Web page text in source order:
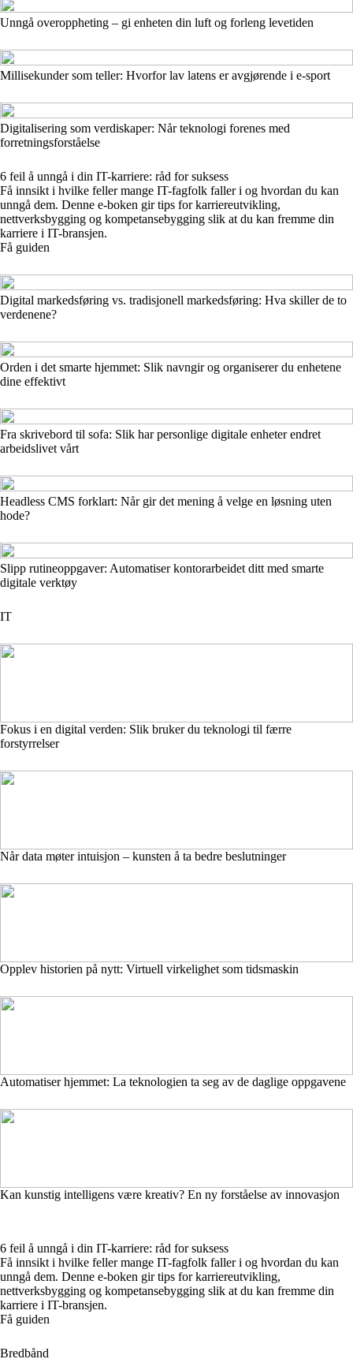
Unngå overoppheting – gi enheten din luft og forleng levetiden
Millisekunder som teller: Hvorfor lav latens er avgjørende i e-sport
Digitalisering som verdiskaper: Når teknologi forenes med
forretningsforståelse
6 feil å unngå i din IT-karriere: råd for suksess
Få innsikt i hvilke feller mange IT-fagfolk faller i og hvordan du kan
unngå dem. Denne e-boken gir tips for karriereutvikling,
nettverksbygging og kompetansebygging slik at du kan fremme din
karriere i IT-bransjen.
Få guiden
Digital markedsføring vs. tradisjonell markedsføring: Hva skiller de to
verdenene?
Orden i det smarte hjemmet: Slik navngir og organiserer du enhetene
dine effektivt
Fra skrivebord til sofa: Slik har personlige digitale enheter endret
arbeidslivet vårt
Headless CMS forklart: Når gir det mening å velge en løsning uten
hode?
Slipp rutineoppgaver: Automatiser kontorarbeidet ditt med smarte
digitale verktøy
IT
Fokus i en digital verden: Slik bruker du teknologi til færre
forstyrrelser
Når data møter intuisjon – kunsten å ta bedre beslutninger
Opplev historien på nytt: Virtuell virkelighet som tidsmaskin
Automatiser hjemmet: La teknologien ta seg av de daglige oppgavene
Kan kunstig intelligens være kreativ? En ny forståelse av innovasjon
6 feil å unngå i din IT-karriere: råd for suksess
Få innsikt i hvilke feller mange IT-fagfolk faller i og hvordan du kan
unngå dem. Denne e-boken gir tips for karriereutvikling,
nettverksbygging og kompetansebygging slik at du kan fremme din
karriere i IT-bransjen.
Få guiden
Bredbånd